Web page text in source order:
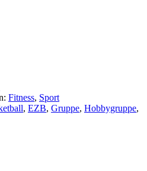
Fitness, Sport
, EZB, Gruppe, Hobbygruppe,